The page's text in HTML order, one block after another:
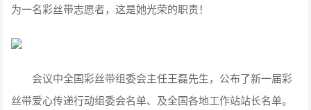
为一名彩丝带志愿者，这是她光荣的职责！
会议中全国彩丝带组委会主任王磊先生，公布了新一届彩
丝带爱心传递行动组委会名单、及全国各地工作站站长名单。